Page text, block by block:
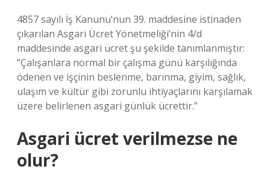
4857 sayılı İş Kanunu’nun 39. maddesine istinaden
çıkarılan Asgari Ücret Yönetmeliği’nin 4/d
maddesinde asgari ücret şu şekilde tanımlanmıştır:
“Çalışanlara normal bir çalışma günü karşılığında
ödenen ve işçinin beslenme, barınma, giyim, sağlık,
ulaşım ve kültür gibi zorunlu ihtiyaçlarını karşılamak
üzere belirlenen asgari günlük ücrettir.”
Asgari ücret verilmezse ne
olur?